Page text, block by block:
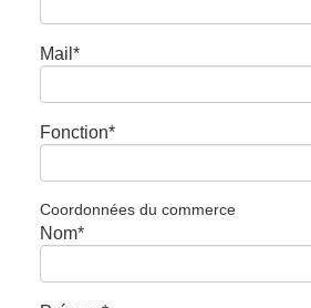
Mail*
Fonction*
Coordonnées du commerce
Nom*